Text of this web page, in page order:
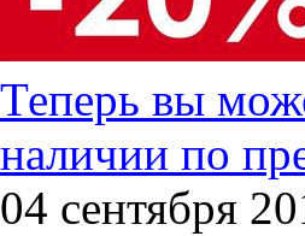
Теперь вы
наличии по
04 сентября